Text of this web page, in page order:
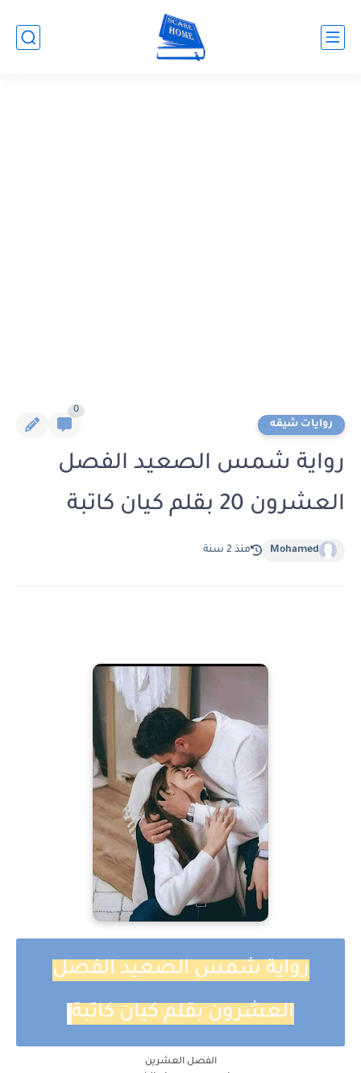
روايات شيقه
0
رواية شمس الصعيد الفصل
العشرون 20 بقلم كيان كاتبة
Mohamed منذ 2 سنة
رواية شمس الصعيد الفصل
العشرون بقلم كيان كاتبة
الفصل العشرين